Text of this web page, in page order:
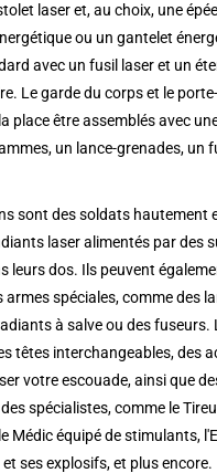
laser et, au choix, une
ou un gantelet
avec un fusil laser et un
Le garde du corps et le
place être assemblés avec
un lance-grenades, un
sont des soldats hautement
laser alimentés par des
leurs dos. Ils peuvent
armes spéciales, comme des
à salve ou des fuseurs.
têtes interchangeables, des
votre escouade, ainsi que
spécialistes, comme le
Médic équipé de stimulants,
ses explosifs, et plus encore.